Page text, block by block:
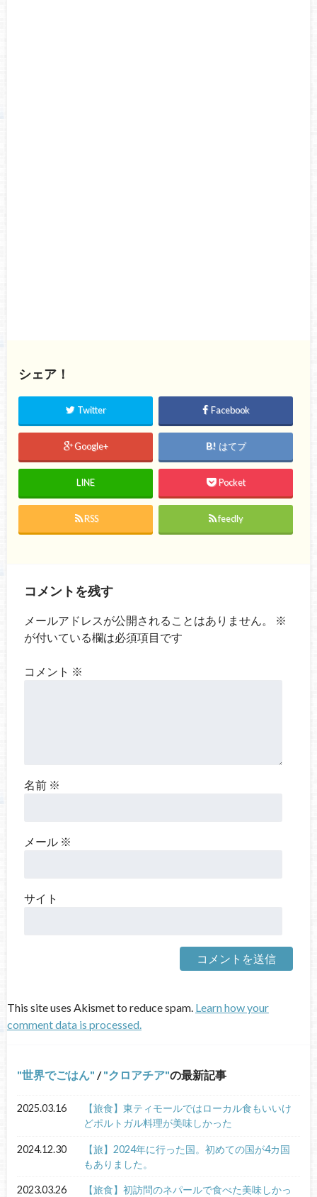
シェア！
Twitter Facebook
Google+ はてブ
LINE Pocket
RSS feedly
コメントを残す
メールアドレスが公開されることはありません。
※
が付いている欄は必須項目です
コメント ※
名前 ※
メール ※
サイト
This site uses Akismet to reduce spam. Learn how your
comment data is processed.
世界でごはん / クロアチア の最新記事
2025.03.16
【旅食】東ティモールではローカル食もいいけ
どポルトガル料理が美味しかった
2024.12.30
【旅】2024年に行った国。初めての国が4カ国
もありました。
2023.03.26
【旅食】初訪問のネパールで食べた美味しかっ